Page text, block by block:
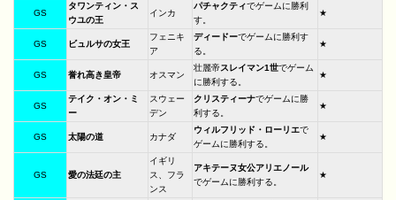
GS
タワンティン・ス
ウユの王
インカ
パチャクティでゲームに勝利
す。
★
GS ビュルサの女王
フェニキ
ア
ディードーでゲームに勝利す
る。
★
GS 誉れ高き皇帝 オスマン
壮麗帝スレイマン1世でゲーム
に勝利する。
★
GS
テイク・オン・ミ
ー
スウェー
デン
クリスティーナでゲームに勝
利する。
★
GS 太陽の道 カナダ
ウィルフリッド・ローリエで
ゲームに勝利する。
★
GS 愛の法廷の主
イギリ
ス、フラ
ンス
アキテーヌ女公アリエノール
でゲームに勝利する。
★